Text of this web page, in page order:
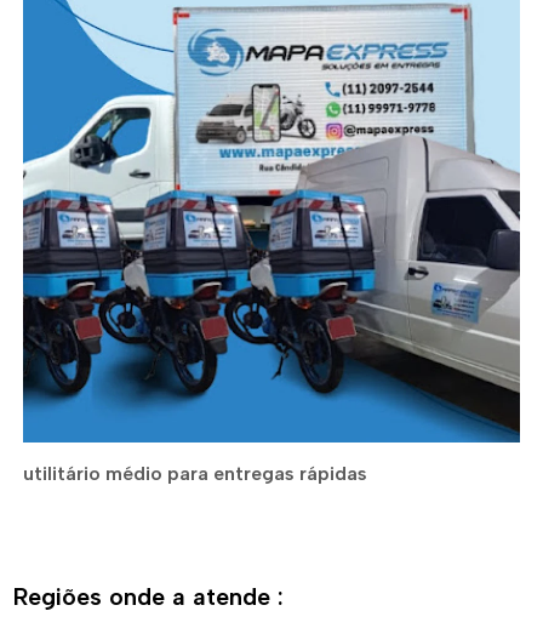
utilitário médio para entregas rápidas
Regiões onde a atende :